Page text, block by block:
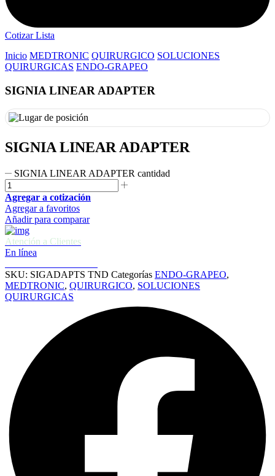
Cotizar Lista
Inicio MEDTRONIC QUIRURGICO SOLUCIONES
QUIRURGICAS ENDO-GRAPEO
SIGNIA LINEAR ADAPTER
SIGNIA LINEAR ADAPTER
SIGNIA LINEAR ADAPTER cantidad
Agregar a cotización
Agregar a favoritos
Añadir para comparar
Atención a Clientes
En línea
SKU: SIGADAPTS TND Categorías ENDO-GRAPEO,
MEDTRONIC, QUIRURGICO, SOLUCIONES
QUIRURGICAS